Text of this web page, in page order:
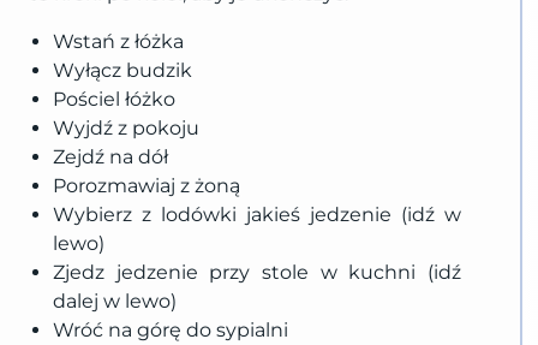
Wstań z łóżka
Wyłącz budzik
Pościel łóżko
Wyjdź z pokoju
Zejdź na dół
Porozmawiaj z żoną
Wybierz z lodówki jakieś jedzenie (idź w
lewo)
Zjedz jedzenie przy stole w kuchni (idź
dalej w lewo)
Wróć na górę do sypialni